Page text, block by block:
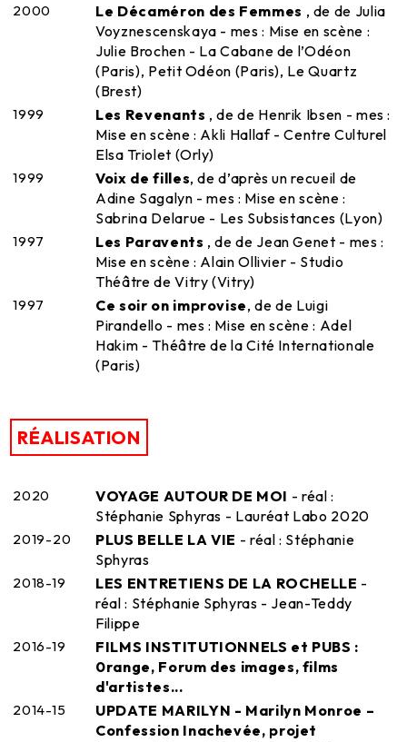
2000 Le Décaméron des Femmes , de de Julia
Voyznescenskaya - mes : Mise en scène :
Julie Brochen - La Cabane de l’Odéon
(Paris), Petit Odéon (Paris), Le Quartz
(Brest)
1999 Les Revenants , de de Henrik Ibsen - mes :
Mise en scène : Akli Hallaf - Centre Culturel
Elsa Triolet (Orly)
1999 Voix de filles, de d’après un recueil de
Adine Sagalyn - mes : Mise en scène :
Sabrina Delarue - Les Subsistances (Lyon)
1997 Les Paravents , de de Jean Genet - mes :
Mise en scène : Alain Ollivier - Studio
Théâtre de Vitry (Vitry)
1997 Ce soir on improvise, de de Luigi
Pirandello - mes : Mise en scène : Adel
Hakim - Théâtre de la Cité Internationale
(Paris)
RÉALISATION
2020 VOYAGE AUTOUR DE MOI - réal :
Stéphanie Sphyras - Lauréat Labo 2020
2019-20 PLUS BELLE LA VIE - réal : Stéphanie
Sphyras
2018-19 LES ENTRETIENS DE LA ROCHELLE -
réal : Stéphanie Sphyras - Jean-Teddy
Filippe
2016-19
FILMS INSTITUTIONNELS et PUBS :
0range, Forum des images, films
d'artistes...
2014-15
UPDATE MARILYN - Marilyn Monroe –
Confession Inachevée, projet